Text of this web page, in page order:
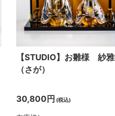
【STUDIO】お雛様 紗雅
（さが）
30,800円 (税込)